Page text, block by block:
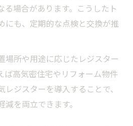
目安を知って健康を守る
べき換気レジスター交換目
の交換タイミングを見極め
りが交換サインとなる理由
ターの異音時に取るべき対
る場合があります。こうしたト
にも、定期的な点検と交換が推
場所や用途に応じたレジスター
ば高気密住宅やリフォーム物件
ジスターを導入することで、
を両立できます。